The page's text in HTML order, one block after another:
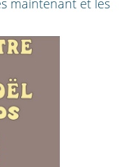
maintenant et les